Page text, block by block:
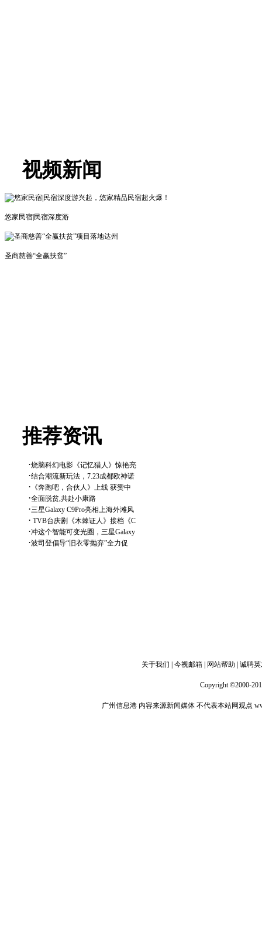
视频新闻
悠家民宿|民宿深度游
圣商慈善“全赢扶贫”
推荐资讯
·烧脑科幻电影《记忆猎人》惊艳亮
·结合潮流新玩法，7.23成都欧神诺
· 《奔跑吧，合伙人》上线 获赞中
·全面脱贫,共赴小康路
·三星Galaxy C9Pro亮相上海外滩风
· TVB台庆剧《木棘证人》接档《C
·冲这个智能可变光圈，三星Galaxy
·波司登倡导“旧衣零抛弃”全力促
关于我们 今视邮箱 网站帮助 诚聘
Copyright ©2000-
广州信息港 内容来源新闻媒体 不代表本站网观点